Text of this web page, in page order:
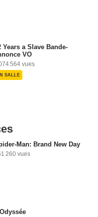
Years a Slave Bande-
VO
564 vues
SALLE
Man: Brand New Day
260 vues